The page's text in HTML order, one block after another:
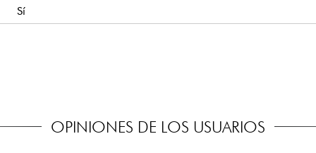
Sí
OPINIONES DE LOS USUARIOS